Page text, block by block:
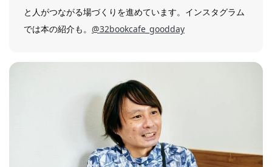
と人がつながる場づくりを進めています。インスタグラム
では本の紹介も。 @32bookcafe_goodday